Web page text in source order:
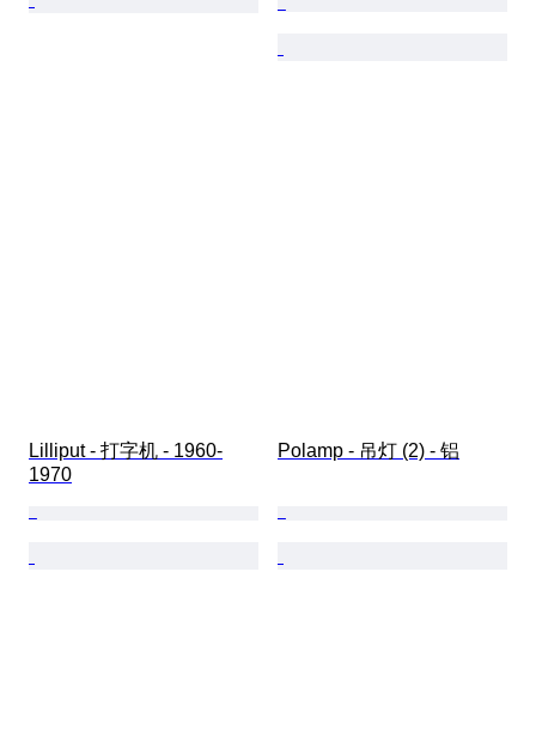
Lilliput - 打字机 - 1960-
1970
Polamp - 吊灯 (2) - 铝